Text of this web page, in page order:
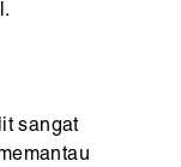
sangat